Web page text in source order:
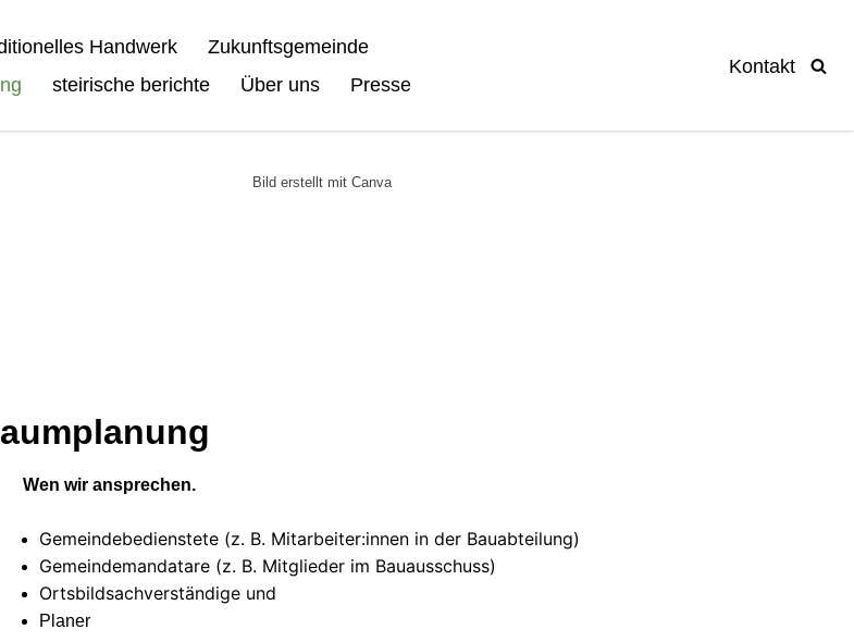
Handwerk
Zukunftsgemeinde
steirische berichte Über uns Presse
Kontakt
Bild erstellt mit Canva
Wen wir ansprechen.
Gemeindebedienstete (z. B. Mitarbeiter:innen in der Bauabteilung)
Gemeindemandatare (z. B. Mitglieder im Bauausschuss)
Ortsbildsachverständige und
Planer